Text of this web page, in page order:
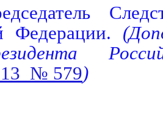
Федерации.
№ 579)